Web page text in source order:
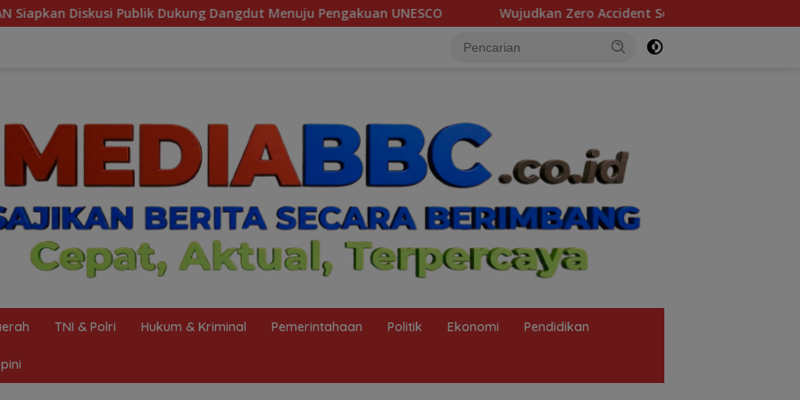
Menuju Pengakuan UNESCO Wujudkan Zero Accident Selama Pit Stop Part II 2026, Kilang Plaju Tanamkan
TNI & Polri Hukum & Kriminal Pemerintahaan Politik Ekonomi Pendidikan